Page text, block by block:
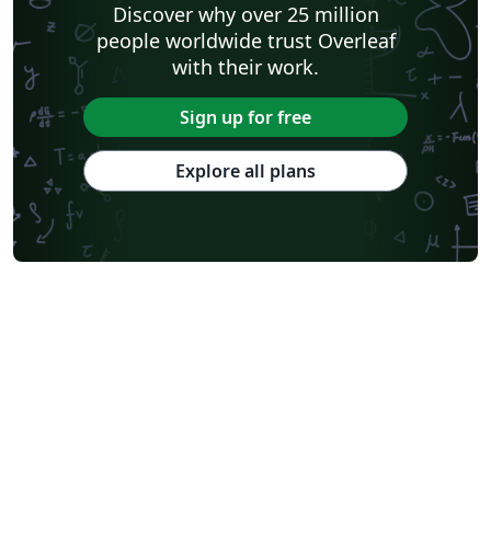
Discover why over 25 million
people worldwide trust Overleaf
with their work.
Sign up for free
Explore all plans